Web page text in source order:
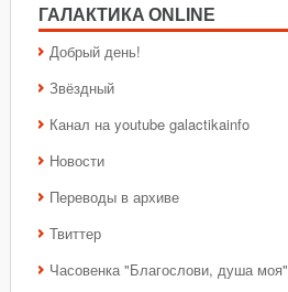
ГАЛАКТИКA ONLINE
Добрый день!
Звёздный
Канал на youtube galactikainfo
Новости
Переводы в архиве
Твиттер
Часовенка "Благослови, душа моя"